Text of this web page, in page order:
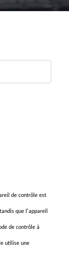
de contrôle est
que l'appareil
de contrôle à
utilise une